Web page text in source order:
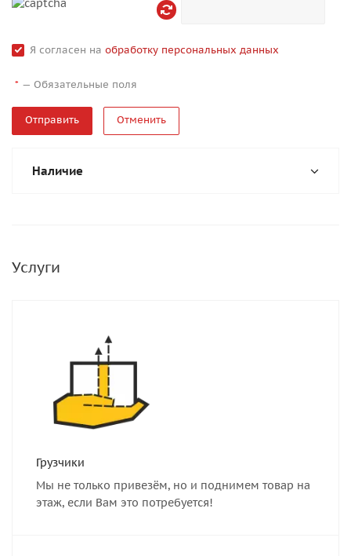
Я согласен на обработку персональных данных
* — Обязательные поля
Отменить
Наличие
Услуги
Грузчики
Мы не только привезём, но и поднимем товар на
этаж, если Вам это потребуется!